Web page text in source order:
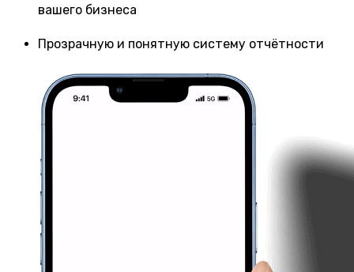
вашего бизнеса
Прозрачную и понятную систему отчётности